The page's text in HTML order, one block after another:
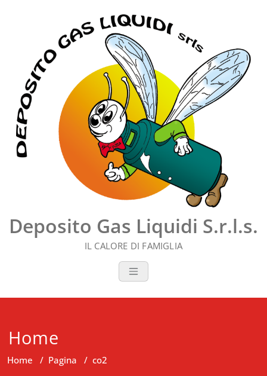
Deposito Gas Liquidi S.r.l.s.
IL CALORE DI FAMIGLIA
Home
Home / Pagina / co2